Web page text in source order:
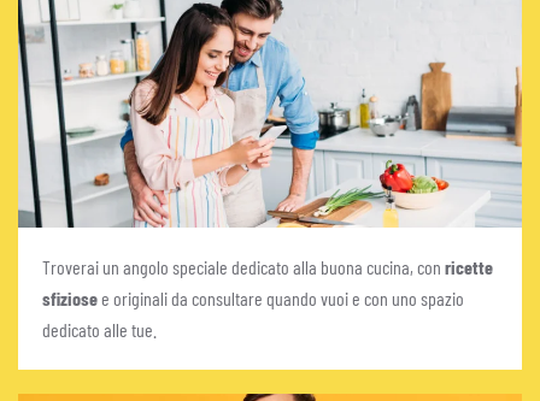
Troverai un angolo speciale dedicato alla buona cucina, con ricette
sfiziosee originali da consultare quando vuoi e con uno spazio
dedicato alle tue.